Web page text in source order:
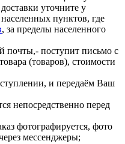
уточните у
пунктов, где
, за пределы населенного
почты,- поступит письмо с
(товаров), стоимости
и передаём Ваш
непосредственно перед
фотографируется, фото
мессенджеры;